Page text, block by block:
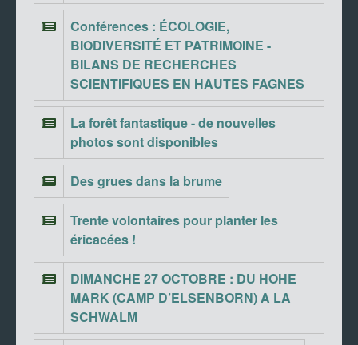
Conférences : ÉCOLOGIE,
BIODIVERSITÉ ET PATRIMOINE -
BILANS DE RECHERCHES
SCIENTIFIQUES EN HAUTES FAGNES
La forêt fantastique - de nouvelles
photos sont disponibles
Des grues dans la brume
Trente volontaires pour planter les
éricacées !
DIMANCHE 27 OCTOBRE : DU HOHE
MARK (CAMP D’ELSENBORN) A LA
SCHWALM